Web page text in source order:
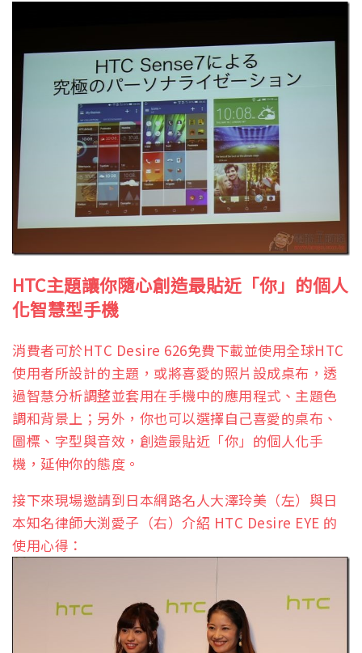
HTC主題讓你隨心創造最貼近「你」的個人
化智慧型手機
消費者可於HTC Desire 626免費下載並使用全球HTC
使用者所設計的主題，或將喜愛的照片設成桌布，透
過智慧分析調整並套用在手機中的應用程式、主題色
調和背景上；另外，你也可以選擇自己喜愛的桌布、
圖標、字型與音效，創造最貼近「你」的個人化手
機，延伸你的態度。
接下來現場邀請到日本網路名人大澤玲美（左）與日
本知名律師大渕愛子（右）介紹 HTC Desire EYE 的
使用心得：